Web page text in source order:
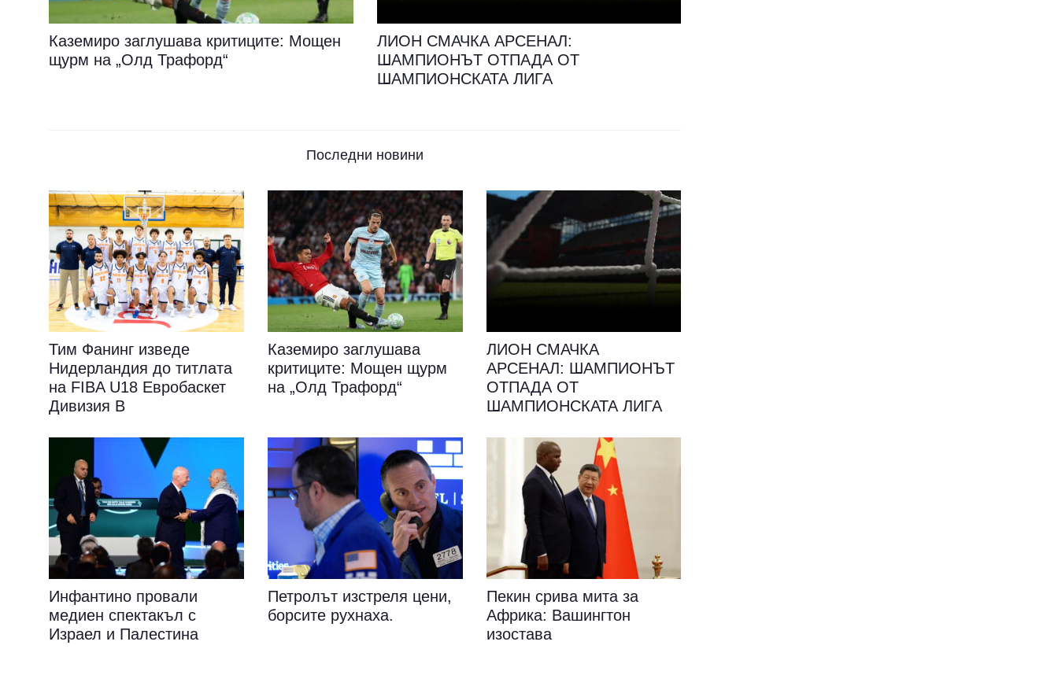
Каземиро заглушава критиците: Мощен
щурм на „Олд Трафорд“
ЛИОН СМАЧКА АРСЕНАЛ:
ШАМПИОНЪТ ОТПАДА ОТ
ШАМПИОНСКАТА ЛИГА
Последни новини
Тим Фанинг изведе
Нидерландия до титлата
на FIBA U18 Евробаскет
Дивизия B
Каземиро заглушава
критиците: Мощен щурм
на „Олд Трафорд“
ЛИОН СМАЧКА
АРСЕНАЛ: ШАМПИОНЪТ
ОТПАДА ОТ
ШАМПИОНСКАТА ЛИГА
Инфантино провали
медиен спектакъл с
Израел и Палестина
Петролът изстреля цени,
борсите рухнаха.
Пекин срива мита за
Африка: Вашингтон
изостава